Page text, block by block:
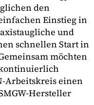
den
Einstieg in
und
schnellen Start in
möchten
kontinuierlich
Arbeitskreis einen
Hersteller